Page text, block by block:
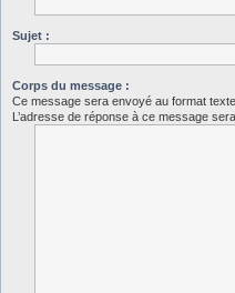
Sujet :
Corps du message :
Ce message sera envoyé au format
L’adresse de réponse à ce message